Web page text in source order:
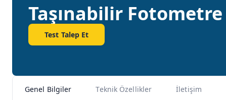
Taşınabilir Fotometre
Test Talep Et
Genel Bilgiler Teknik Özellikler İletişim